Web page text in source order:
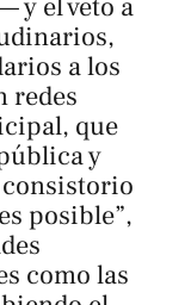
y el veto a
a los
redes
que
y
posible”,
como las